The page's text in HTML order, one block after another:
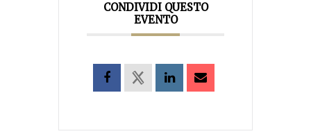
CONDIVIDI QUESTO
EVENTO